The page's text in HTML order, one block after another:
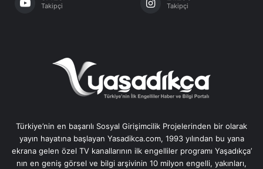
Takipçi Takipçi
Türkiye’nin en başarılı Sosyal Girişimcilik Projelerinden bir olarak
yayın hayatına başlayan Yasadikca.com, 1993 yılından bu yana
ekrana gelen özel TV kanallarının ilk engelliler programı Yaşadıkça’
nın en geniş görsel ve bilgi arşivinin 10 milyon engelli, yakınları,